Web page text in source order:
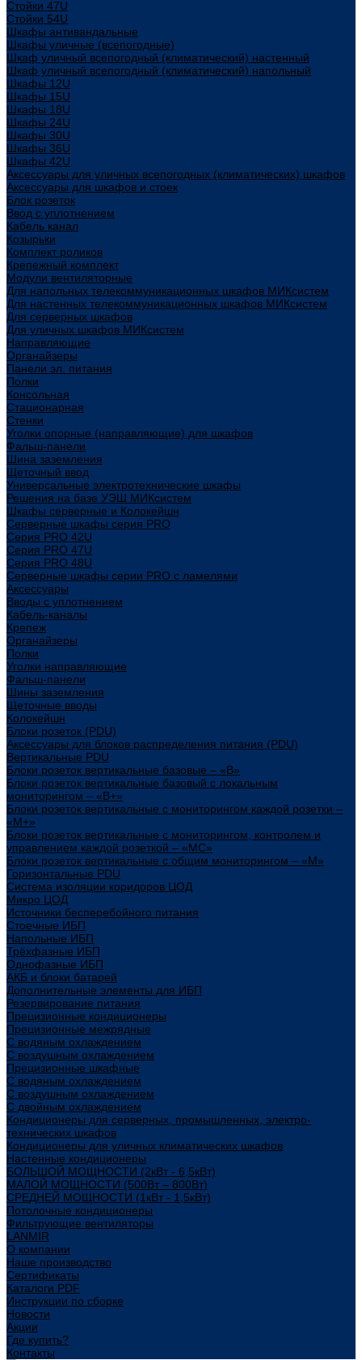
Стойки 47U
Стойки 54U
Шкафы антивандальные
Шкафы уличные (всепогодные)
Шкаф уличный всепогодный (климатический) настенный
Шкаф уличный всепогодный (климатический) напольный
Шкафы 12U
Шкафы 15U
Шкафы 18U
Шкафы 24U
Шкафы 30U
Шкафы 36U
Шкафы 42U
Аксессуары для уличных всепогодных (климатических) шкафов
Аксессуары для шкафов и стоек
Блок розеток
Ввод с уплотнением
Кабель канал
Козырьки
Комплект роликов
Крепежный комплект
Модули вентиляторные
Для напольных телекоммуникационных шкафов МИКсистем
Для настенных телекоммуникационных шкафов МИКсистем
Для серверных шкафов
Для уличных шкафов МИКсистем
Направляющие
Органайзеры
Панели эл. питания
Полки
Консольная
Стационарная
Стенки
Уголки опорные (направляющие) для шкафов
Фальш-панели
Шина заземления
Щеточный ввод
Универсальные электротехнические шкафы
Решения на базе УЭШ МИКсистем
Шкафы серверные и Колокейшн
Серверные шкафы серия PRO
Серия PRO 42U
Серия PRO 47U
Серия PRO 48U
Серверные шкафы серии PRO с ламелями
Аксессуары
Вводы с уплотнением
Кабель-каналы
Крепеж
Органайзеры
Полки
Уголки направляющие
Фальш-панели
Шины заземления
Щеточные вводы
Колокейшн
Блоки розеток (PDU)
Аксессуары для блоков распределения питания (PDU)
Вертикальные PDU
Блоки розеток вертикальные базовые – «В»
Блоки розеток вертикальные базовый с локальным
мониторингом – «В+»
Блоки розеток вертикальные с мониторингом каждой розетки –
«М+»
Блоки розеток вертикальные с мониторингом, контролем и
управлением каждой розеткой – «МС»
Блоки розеток вертикальные с общим мониторингом – «М»
Горизонтальные PDU
Система изоляции коридоров ЦОД
Микро ЦОД
Источники бесперебойного питания
Стоечные ИБП
Напольные ИБП
Трёхфазные ИБП
Однофазные ИБП
АКБ и блоки батарей
Дополнительные элементы для ИБП
Резервирование питания
Прецизионные кондиционеры
Прецизионные межрядные
С водяным охлаждением
С воздушным охлаждением
Прецизионные шкафные
С водяным охлаждением
С воздушным охлаждением
С двойным охлаждением
Кондиционеры для серверных, промышленных, электро-
технических шкафов
Кондиционеры для уличных климатических шкафов
Настенные кондиционеры
БОЛЬШОЙ МОЩНОСТИ (2кВт - 6,5кВт)
МАЛОЙ МОЩНОСТИ (500Вт – 800Вт)
СРЕДНЕЙ МОЩНОСТИ (1кВт - 1,5кВт)
Потолочные кондиционеры
Фильтрующие вентиляторы
LANMIR
О компании
Наше производство
Сертификаты
Каталоги PDF
Инструкции по сборке
Новости
Акции
Где купить?
Контакты